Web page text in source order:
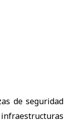
de seguridad